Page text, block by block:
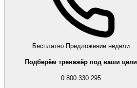
Бесплатно Предложение недели
Подберём тренажёр под ваши цели
0 800 330 295